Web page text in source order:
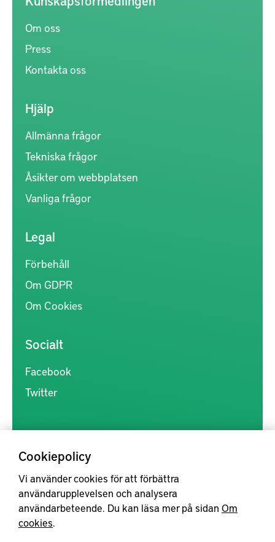
Cookiepolicy
Vi använder cookies för att förbättra
användarupplevelsen och analysera
användarbeteende. Du kan läsa mer på sidan Om
cookies.
Om oss
Press
Kontakta oss
Hjälp
Allmänna frågor
Tekniska frågor
Åsikter om webbplatsen
Vanliga frågor
Legal
Förbehåll
Om GDPR
Om Cookies
Socialt
Facebook
Twitter
Kunskapsförmedlingen är en samlingsplats för svensk forskning
inom produkt- och produktionsutveckling, med syftet att göra
forskningsresultat mer tillgängliga för industrin, samt att stärka
samverkan mellan högskolor, institut och näringsliv.